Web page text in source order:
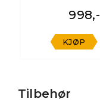
998,-
KJØP
Tilbehør